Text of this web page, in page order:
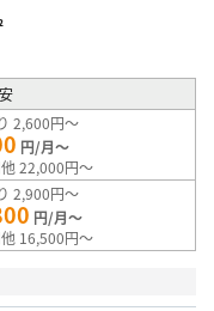
2,600円～
円/月～
22,000円～
2,900円～
円/月～
16,500円～